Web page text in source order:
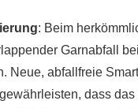
: Beim
Garnabfall
Neue, abfallfreie
dass das